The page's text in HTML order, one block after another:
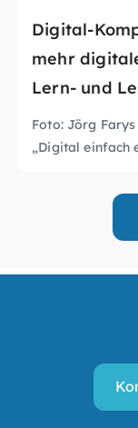
Digital-
mehr
Lern- und
Foto: Jörg Farys
„Digital einfach
aktiv und
Digital-
Menschen mit
Startschuss
Angebote
Menschen eine
Dienste zu